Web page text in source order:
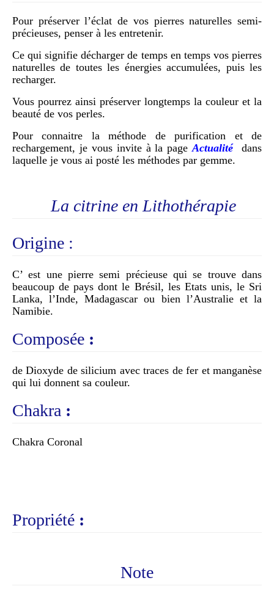
Pour préserver l’éclat de vos pierres naturelles semi-
précieuses, penser à les entretenir.
Ce qui signifie décharger de temps en temps vos pierres
naturelles de toutes les énergies accumulées, puis les
recharger.
Vous pourrez ainsi préserver longtemps la couleur et la
beauté de vos perles.
Pour connaitre la méthode de purification et de
rechargement, je vous invite à la pageActualité
dans
laquelle je vous ai posté les méthodes par gemme.
La citrine en Lithothérapie
Origine :
C’ est une pierre semi précieuse qui se trouve dans
beaucoup de pays dont le Brésil, les Etats unis, le Sri
Lanka, l’Inde, Madagascar ou bien l’Australie et la
Namibie.
Composée :
de Dioxyde de silicium avec traces de fer et manganèse
qui lui donnent sa couleur.
Chakra :
Chakra Coronal
Propriété :
Note